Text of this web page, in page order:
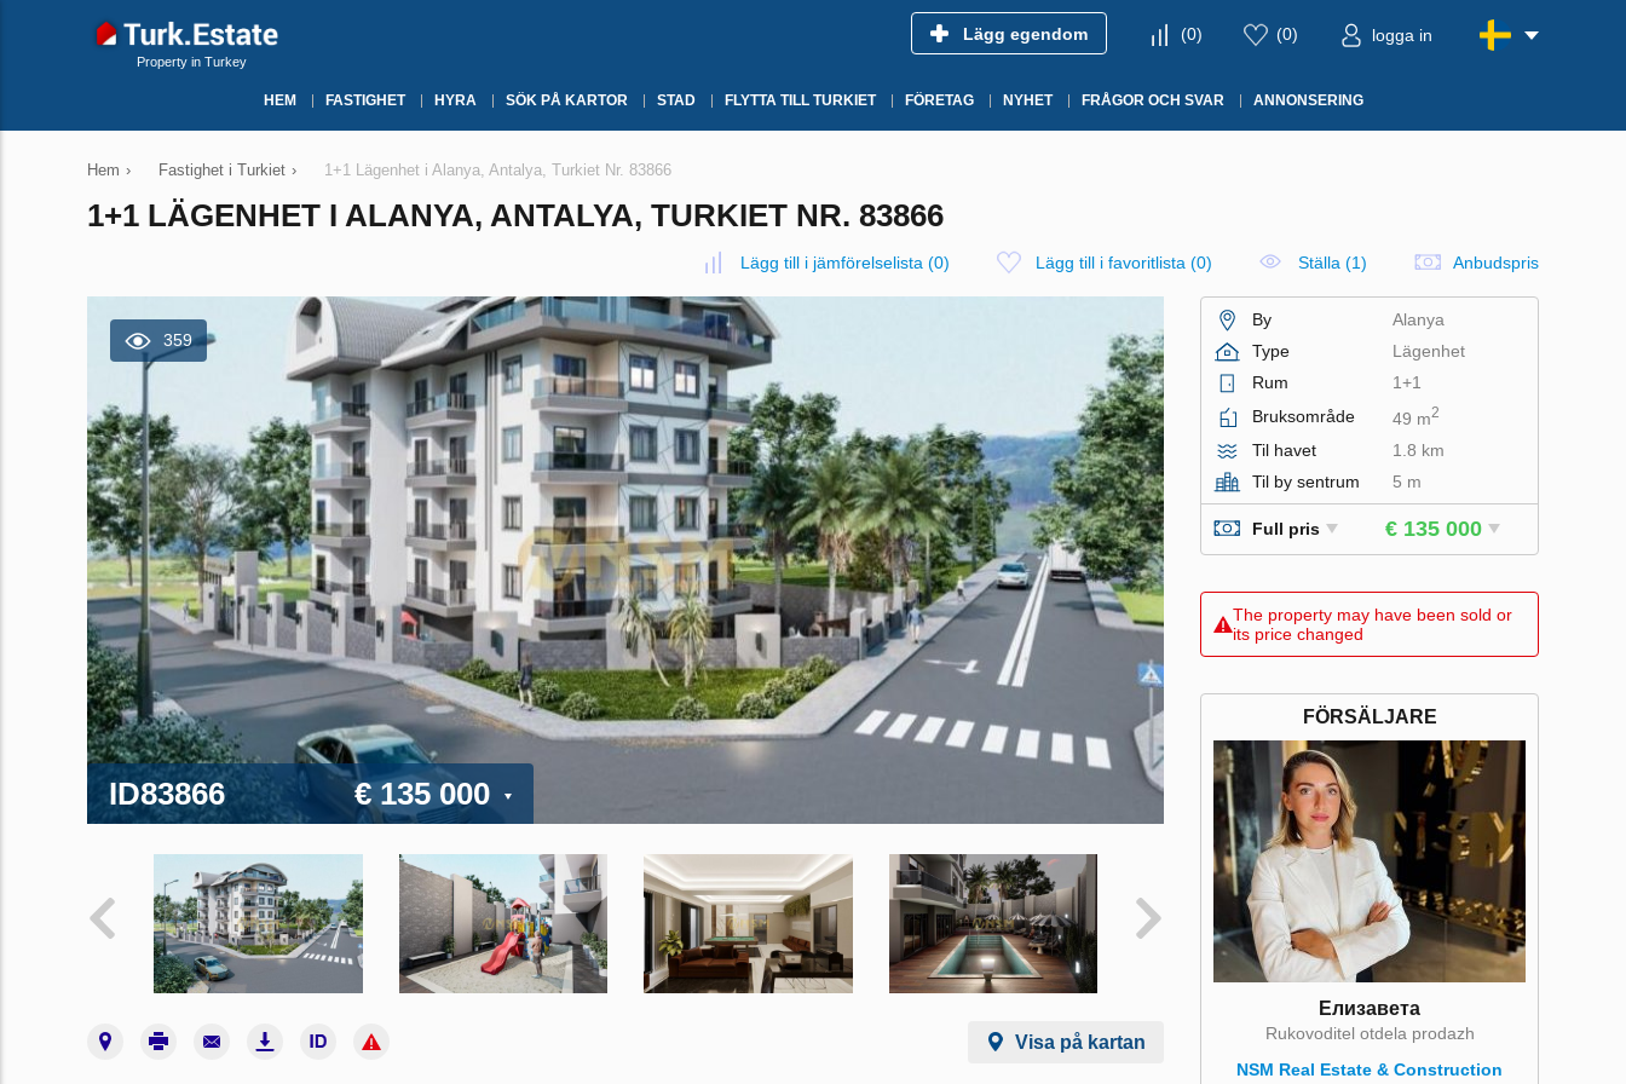
Property in Turkey
Lägg egendom (0) (0) logga in
HEM FASTIGHET HYRA SÖK PÅ KARTOR STAD FLYTTA TILL TURKIET FÖRETAG NYHET FRÅGOR OCH SVAR ANNONSERING
Hem › Fastighet i Turkiet › 1+1 Lägenhet i Alanya, Antalya, Turkiet Nr. 83866
1+1 LÄGENHET I ALANYA, ANTALYA, TURKIET NR. 83866
Lägg till i jämförelselista (0) Lägg till i favoritlista (0) Ställa (1) Anbudspris
359
ID83866 € 135 000
Visa på kartan
By
Alanya
Type
Lägenhet
Rum
1+1
Bruksområde
49 m2
Til havet
1.8 km
Til by sentrum
5 m
Full pris € 135 000
The property may have been sold or
its price changed
FÖRSÄLJARE
Елизавета
Rukovoditel otdela prodazh
NSM Real Estate & Construction